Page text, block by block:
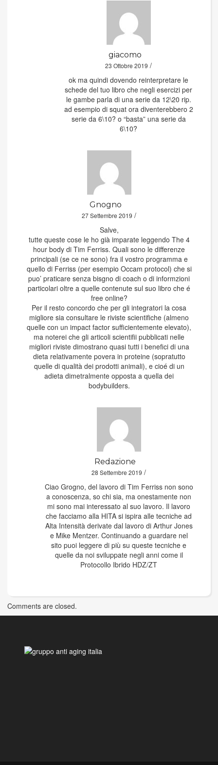
giacomo
23 Ottobre 2019 /
ok ma quindi dovendo reinterpretare le
schede del tuo libro che negli esercizi per
le gambe parla di una serie da 12\20 rip.
ad esempio di squat ora diventerebbero 2
serie da 6\10? o “basta” una serie da
6\10?
Gnogno
27 Settembre 2019 /
Salve,
tutte queste cose le ho già imparate leggendo The 4
hour body di Tim Ferriss. Quali sono le differenze
principali (se ce ne sono) fra il vostro programma e
quello di Ferriss (per esempio Occam protocol) che si
puo’ praticare senza bisgno di coach o di informzioni
particolari oltre a quelle contenute sul suo libro che é
free online?
Per il resto concordo che per gli integratori la cosa
migliore sia consultare le riviste scientifiche (almeno
quelle con un impact factor sufficientemente elevato),
ma noterei che gli articoli scientifii pubblicati nelle
migliori riviste dimostrano quasi tutti i benefici di una
dieta relativamente povera in proteine (sopratutto
quelle di qualità dei prodotti animali), e cioé di un
adieta dimetralmente opposta a quella dei
bodybuilders.
Redazione
28 Settembre 2019 /
Ciao Grogno, del lavoro di Tim Ferriss non sono
a conoscenza, so chi sia, ma onestamente non
mi sono mai interessato al suo lavoro. Il lavoro
che facciamo alla HITA si ispira alle tecniche ad
Alta Intensità derivate dal lavoro di Arthur Jones
e Mike Mentzer. Continuando a guardare nel
sito puoi leggere di più su queste tecniche e
quelle da noi sviluppate negli anni come il
Protocollo Ibrido HDZ/ZT
Comments are closed.